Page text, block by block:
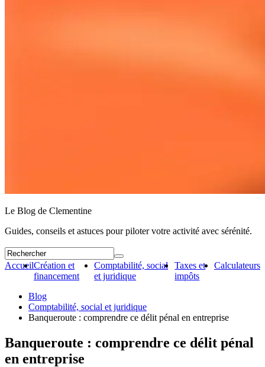
Le Blog de Clementine
Guides, conseils et astuces pour piloter votre activité avec sérénité.
AccueilCréation et
financement
Comptabilité, social
et juridique
Taxes et
impôts
Calculateurs
Blog
Comptabilité, social et juridique
Banqueroute : comprendre ce délit pénal en entreprise
Banqueroute : comprendre ce délit pénal
en entreprise